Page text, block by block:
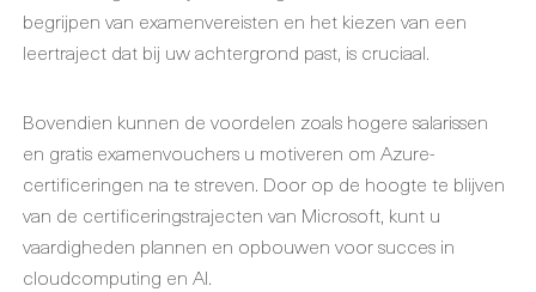
begrijpen van examenvereisten en het kiezen van een
leertraject dat bij uw achtergrond past, is cruciaal.
Bovendien kunnen de voordelen zoals hogere salarissen
en gratis examenvouchers u motiveren om Azure-
certificeringen na te streven. Door op de hoogte te blijven
van de certificeringstrajecten van Microsoft, kunt u
vaardigheden plannen en opbouwen voor succes in
cloudcomputing en AI.